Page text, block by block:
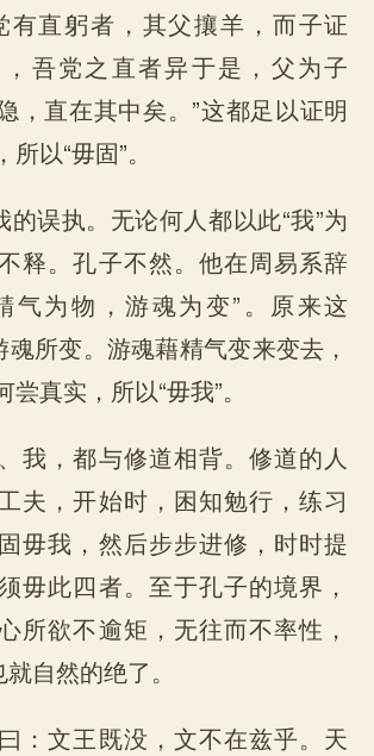
有直躬者，其父攘羊，而子证
吾党之直者异于是，父为子
，直在其中矣。”这都足以证明
以“毋固”。
的误执。无论何人都以此“我”为
释。孔子不然。他在周易系辞
气为物，游魂为变”。原来这
魂所变。游魂藉精气变来变去，
真实，所以“毋我”。
我，都与修道相背。修道的人
夫，开始时，困知勉行，练习
毋我，然后步步进修，时时提
毋此四者。至于孔子的境界，
所欲不逾矩，无往而不率性，
自然的绝了。
：文王既没，文不在兹乎。天